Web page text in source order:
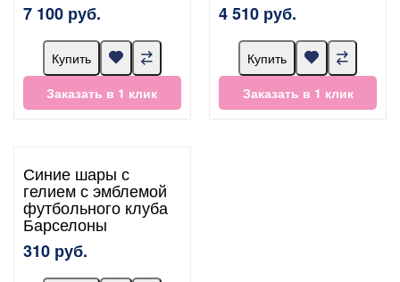
7 100 руб.
Купить
Заказать в 1 клик
4 510 руб.
Купить
Заказать в 1 клик
Синие шары с
гелием с эмблемой
футбольного клуба
Барселоны
310 руб.